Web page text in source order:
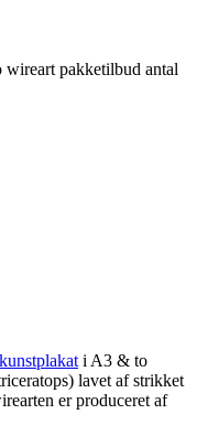
wireart pakketilbud antal
kunstplakat i A3 & to
lavet af strikket
er produceret af